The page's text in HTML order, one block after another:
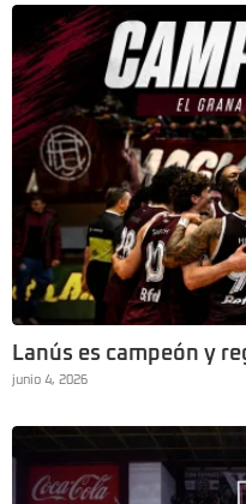
Lanús es campeón y
junio 4, 2026